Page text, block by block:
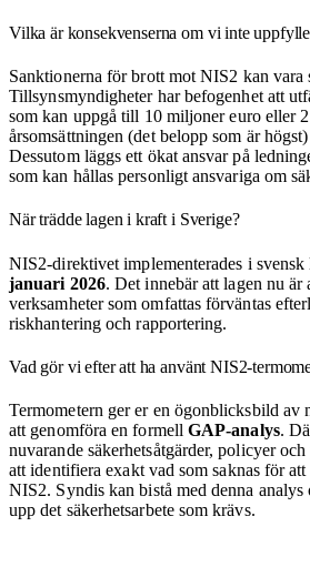
Vilka är konsekvenserna om vi inte
Sanktionerna för brott mot NIS2 kan vara
Tillsynsmyndigheter har befogenhet att
som kan uppgå till 10 miljoner euro eller
årsomsättningen (det belopp som är
Dessutom läggs ett ökat ansvar på
som kan hållas personligt ansvariga om
När trädde lagen i kraft i Sverige?
NIS2-direktivet implementerades i svensk
januari 2026. Det innebär att lagen nu är
verksamheter som omfattas förväntas
riskhantering och rapportering.
Vad gör vi efter att ha använt NIS2-
Termometern ger er en ögonblicksbild av
att genomföra en formellGAP-analys.
nuvarande säkerhetsåtgärder, policyer
att identifiera exakt vad som saknas för
NIS2. Syndis kan bistå med denna analys
upp det säkerhetsarbete som krävs.